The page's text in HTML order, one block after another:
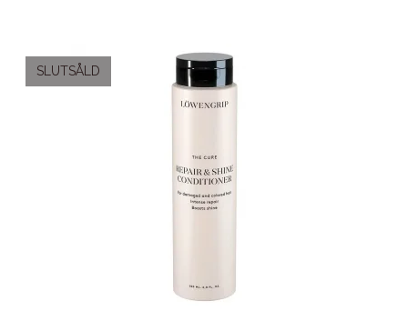
SLUTSÅLD